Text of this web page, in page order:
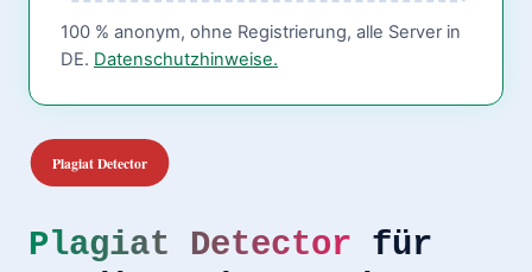
Plagiat Detector für
100 % anonym, ohne Registrierung, alle Server in
DE. Datenschutzhinweise.